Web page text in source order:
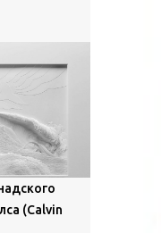
...
его
всех работ,
takayuki-
(Calvin